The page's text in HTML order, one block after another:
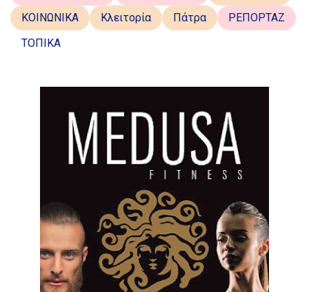
ΚΟΙΝΩΝΙΚΑ
Κλειτορία Πάτρα
ΡΕΠΟΡΤΑΖ
ΤΟΠΙΚΑ